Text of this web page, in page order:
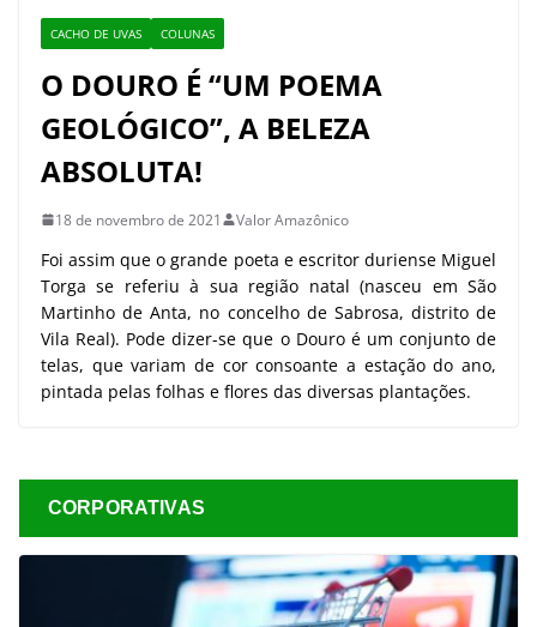
CACHO DE UVAS COLUNAS
O DOURO É “UM POEMA
GEOLÓGICO”, A BELEZA
ABSOLUTA!
18 de novembro de 2021 Valor Amazônico
Foi assim que o grande poeta e escritor duriense Miguel
Torga se referiu à sua região natal (nasceu em São
Martinho de Anta, no concelho de Sabrosa, distrito de
Vila Real). Pode dizer-se que o Douro é um conjunto de
telas, que variam de cor consoante a estação do ano,
pintada pelas folhas e flores das diversas plantações.
CORPORATIVAS